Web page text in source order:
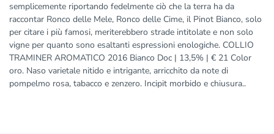
semplicemente riportando fedelmente ciò che la terra ha da
raccontar Ronco delle Mele, Ronco delle Cime, il Pinot Bianco, solo
per citare i più famosi, meriterebbero strade intitolate e non solo
vigne per quanto sono esaltanti espressioni enologiche. COLLIO
TRAMINER AROMATICO 2016 Bianco Doc | 13,5% | € 21 Color
oro. Naso varietale nitido e intrigante, arricchito da note di
pompelmo rosa, tabacco e zenzero. Incipit morbido e chiusura..